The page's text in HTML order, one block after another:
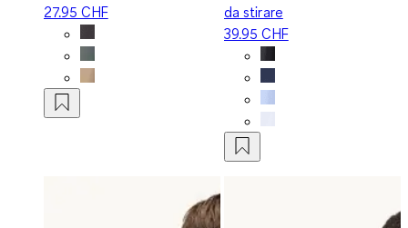
27.95 CHF
da stirare
39.95 CHF